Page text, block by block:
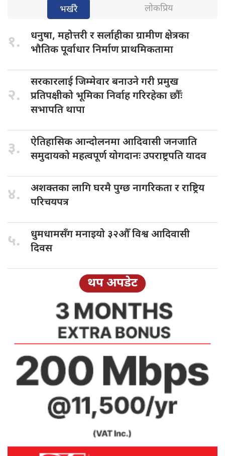
भर्खरै लोकप्रिय
१. धनुषा, महोत्तरीर सर्लाहीका ग्रामीण क्षेत्रका
भौतिक पूर्वाधार निर्माण प्राथमिकतामा
२.
सरकारलाई जिम्मेवारबनाउने गरी प्रमुख
प्रतिपक्षीको भूमिका निर्वाह गरिरहेका छौँः
सभापति थापा
३. ऐतिहासिक आन्दोलनमाआदिवासी जनजाति
समुदायको महत्वपूर्ण योगदानः उपराष्ट्रपति यादव
४. अशक्तका लागिघरमै पुग्छ नागरिकता र राष्ट्रिय
परिचयपत्र
५. धुमधामसँग मनाइयो ३२औँ विश्व आदिवासी
दिवस
थप अपडेट